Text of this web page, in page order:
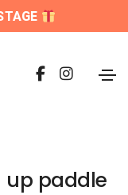
up paddle